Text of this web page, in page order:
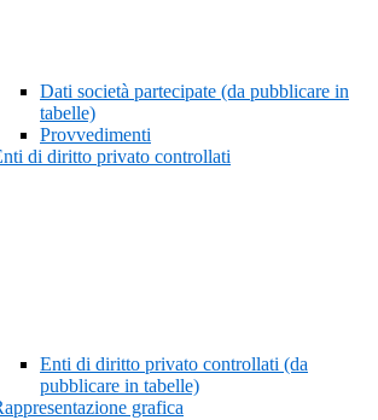
Dati società partecipate (da pubblicare in
tabelle)
Provvedimenti
di diritto privato controllati
Enti di diritto privato controllati (da
pubblicare in tabelle)
grafica